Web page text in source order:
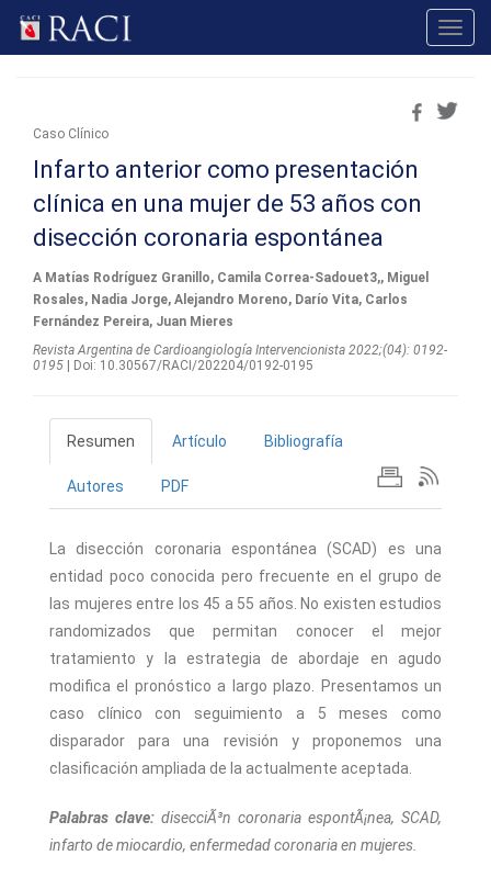
Caso Clínico
Infarto anterior como presentación
clínica en una mujer de 53 años con
disección coronaria espontánea
A Matías Rodríguez Granillo, Camila Correa-Sadouet3,, Miguel
Rosales, Nadia Jorge, Alejandro Moreno, Darío Vita, Carlos
Fernández Pereira, Juan Mieres
Revista Argentina de Cardioangiologí­a Intervencionista 2022;(04): 0192-
0195 | Doi: 10.30567/RACI/202204/0192-0195
Resumen Artículo Bibliografía
Autores PDF
La disección coronaria espontánea (SCAD) es una
entidad poco conocida pero frecuente en el grupo de
las mujeres entre los 45 a 55 años. No existen estudios
randomizados que permitan conocer el mejor
tratamiento y la estrategia de abordaje en agudo
modifica el pronóstico a largo plazo. Presentamos un
caso clínico con seguimiento a 5 meses como
disparador para una revisión y proponemos una
clasificación ampliada de la actualmente aceptada.
Palabras clave: disecciÃ³n coronaria espontÃ¡nea, SCAD,
infarto de miocardio, enfermedad coronaria en mujeres.